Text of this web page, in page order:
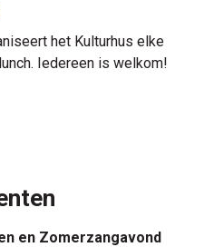
het Kulturhus elke
Iedereen is welkom!
en Zomerzangavond